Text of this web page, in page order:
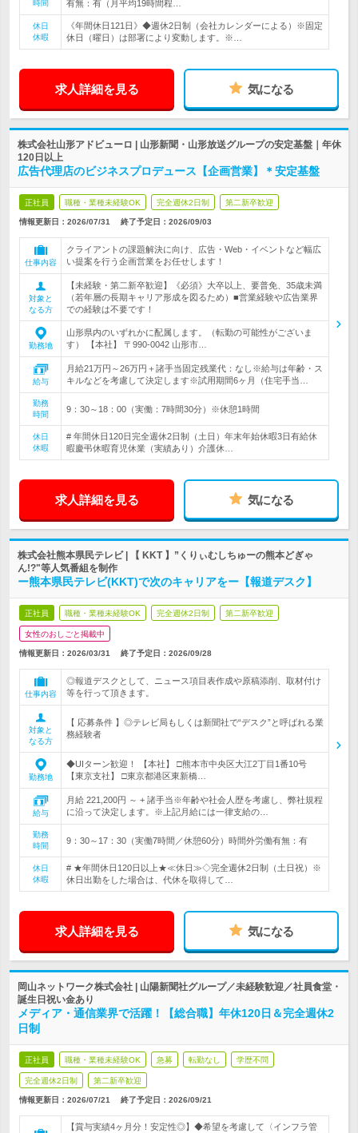
時間 有無：有（月平均19時間程…
休日
休暇
《年間休日121日》◆週休2日制（会社カレンダーによる）※固定
休日（曜日）は部署により変動します。※…
求人詳細を見る 気になる
株式会社山形アドビューロ | 山形新聞・山形放送グループの安定基盤｜年休
120日以上
広告代理店のビジネスプロデュース【企画営業】＊安定基盤
正社員 職種・業種未経験OK 完全週休2日制 第二新卒歓迎
情報更新日：2026/07/31 終了予定日： 2026/09/03
仕事内容
クライアントの課題解決に向け、広告・Web・イベントなど幅広
い提案を行う企画営業をお任せします！
対象と
なる方
【未経験・第二新卒歓迎】《必須》大卒以上、要普免、35歳未満
（若年層の長期キャリア形成を図るため）■営業経験や広告業界
での経験は不要です！
勤務地
山形県内のいずれかに配属します。（転勤の可能性がございま
す） 【本社】 〒990-0042 山形市…
給与
月給21万円～26万円＋諸手当固定残業代：なし※給与は年齢・ス
キルなどを考慮して決定します※試用期間6ヶ月（住宅手当…
勤務
時間
9：30～18：00（実働：7時間30分）※休憩1時間
休日
休暇
# 年間休日120日完全週休2日制（土日）年末年始休暇3日有給休
暇慶弔休暇育児休業（実績あり）介護休…
求人詳細を見る 気になる
株式会社熊本県民テレビ | 【 KKT 】”くりぃむしちゅーの熊本どぎゃ
ん!?"等人気番組を制作
ー熊本県民テレビ(KKT)で次のキャリアをー【報道デスク】
正社員 職種・業種未経験OK 完全週休2日制 第二新卒歓迎
女性のおしごと掲載中
情報更新日：2026/03/31 終了予定日： 2026/09/28
仕事内容
◎報道デスクとして、ニュース項目表作成や原稿添削、取材付け
等を行って頂きます。
対象と
なる方
【 応募条件 】◎テレビ局もしくは新聞社で“デスク”と呼ばれる業
務経験者
勤務地
◆UIターン歓迎！ 【本社】 □熊本市中央区大江2丁目1番10号
【東京支社】 □東京都港区東新橋…
給与
月給 221,200円 ～ + 諸手当※年齢や社会人歴を考慮し、弊社規程
に沿って決定します。※上記月給には一律支給の…
勤務
時間
9：30～17：30（実働7時間／休憩60分）時間外労働有無：有
休日
休暇
# ★年間休日120日以上★≪休日≫◇完全週休2日制（土日祝）※
休日出勤をした場合は、代休を取得して…
求人詳細を見る 気になる
岡山ネットワーク株式会社 | 山陽新聞社グループ／未経験歓迎／社員食堂・
誕生日祝い金あり
メディア・通信業界で活躍！【総合職】年休120日＆完全週休2
日制
正社員 職種・業種未経験OK 急募 転勤なし 学歴不問
完全週休2日制 第二新卒歓迎
情報更新日：2026/07/21 終了予定日： 2026/09/21
【賞与実績4ヶ月分！安定性◎】◆希望を考慮して〈インフラ管